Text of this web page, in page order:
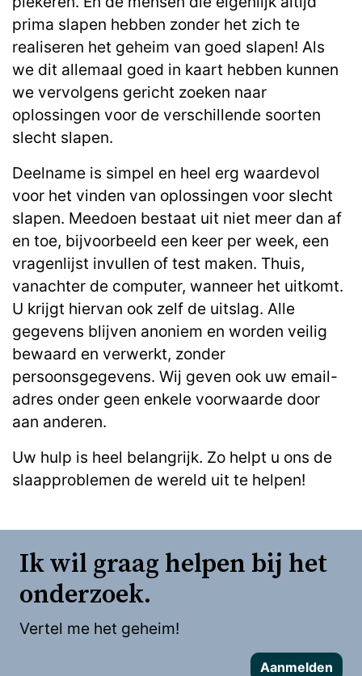
prima slapen hebben zonder het zich te
realiseren het geheim van goed slapen! Als
we dit allemaal goed in kaart hebben kunnen
we vervolgens gericht zoeken naar
oplossingen voor de verschillende soorten
slecht slapen.
Deelname is simpel en heel erg waardevol
voor het vinden van oplossingen voor slecht
slapen. Meedoen bestaat uit niet meer dan af
en toe, bijvoorbeeld een keer per week, een
vragenlijst invullen of test maken. Thuis,
vanachter de computer, wanneer het uitkomt.
U krijgt hiervan ook zelf de uitslag. Alle
gegevens blijven anoniem en worden veilig
bewaard en verwerkt, zonder
persoonsgegevens. Wij geven ook uw email-
adres onder geen enkele voorwaarde door
aan anderen.
Uw hulp is heel belangrijk. Zo helpt u ons de
slaapproblemen de wereld uit te helpen!
Ik wil graag helpen bij het
onderzoek.
Vertel me het geheim!
Aanmelden